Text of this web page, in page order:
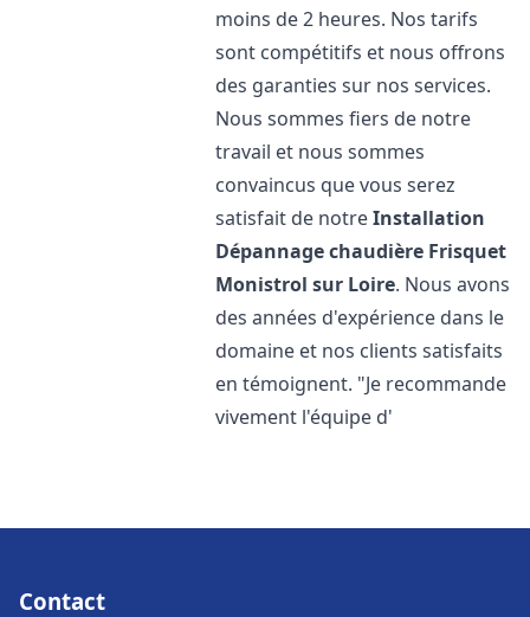
moins de 2 heures. Nos tarifs
sont compétitifs et nous offrons
des garanties sur nos services.
Nous sommes fiers de notre
travail et nous sommes
convaincus que vous serez
satisfait de notreInstallation
Dépannage chaudière Frisquet
Monistrol sur Loire. Nous avons
des années d'expérience dans le
domaine et nos clients satisfaits
en témoignent. "Je recommande
vivement l'équipe d'
Contact